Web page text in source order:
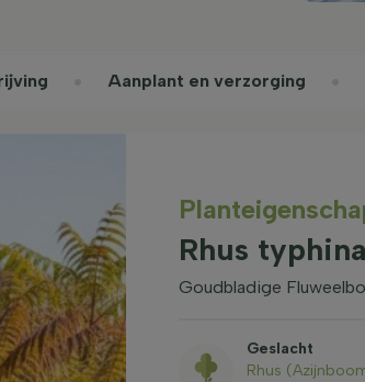
Aanplant en verzorging
Rhus
Goudbladige
Geslacht
Rhus